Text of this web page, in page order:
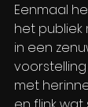
Eenmaal
het
in een
met